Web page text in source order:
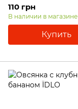
110 грн
В наличии в магазине
Купить